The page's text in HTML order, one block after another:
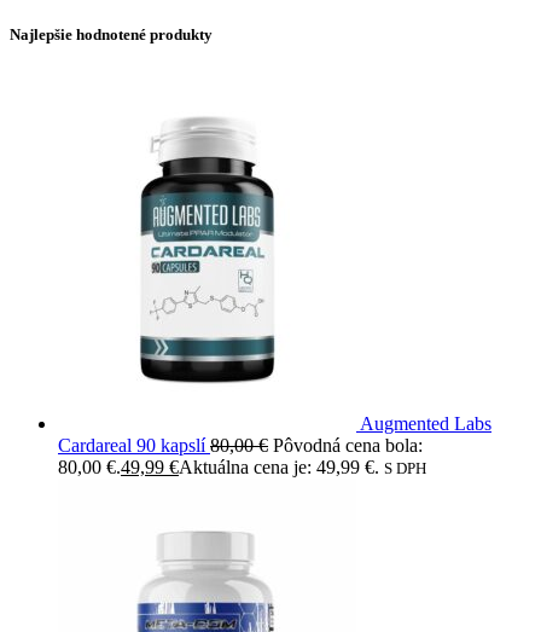
Najlepšie hodnotené produkty
Augmented Labs
Cardareal 90 kapslí 80,00€ Pôvodná cena bola:
80,00 €.49,99 €Aktuálna cena je: 49,99 €. S DPH